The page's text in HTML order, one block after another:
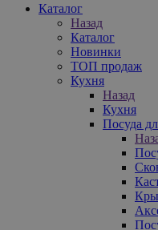
Каталог
Назад
Каталог
Новинки
ТОП продаж
Кухня
Назад
Кухня
Посуда